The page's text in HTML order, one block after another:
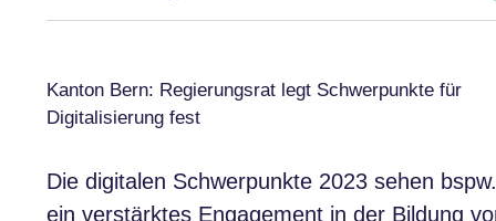
Kanton Bern: Regierungsrat legt Schwerpunkte für
Digitalisierung fest
Die digitalen Schwerpunkte 2023 sehen bspw.
ein verstärktes Engagement in der Bildung